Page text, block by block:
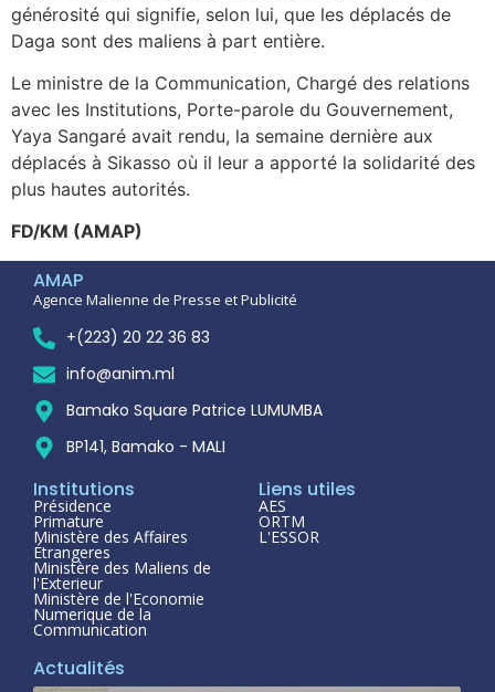
générosité qui signifie, selon lui, que les déplacés de
Daga sont des maliens à part entière.
Le ministre de la Communication, Chargé des relations
avec les Institutions, Porte-parole du Gouvernement,
Yaya Sangaré avait rendu, la semaine dernière aux
déplacés à Sikasso où il leur a apporté la solidarité des
plus hautes autorités.
FD/KM (AMAP)
AMAP
Agence Malienne de Presse et Publicité
+(223) 20 22 36 83
info@anim.ml
Bamako Square Patrice LUMUMBA
BP141, Bamako - MALI
Institutions
Présidence
Primature
Ministère des Affaires
Étrangeres
Ministère des Maliens de
l'Exterieur
Ministère de l'Economie
Numerique de la
Communication
Liens utiles
AES
ORTM
L'ESSOR
Actualités